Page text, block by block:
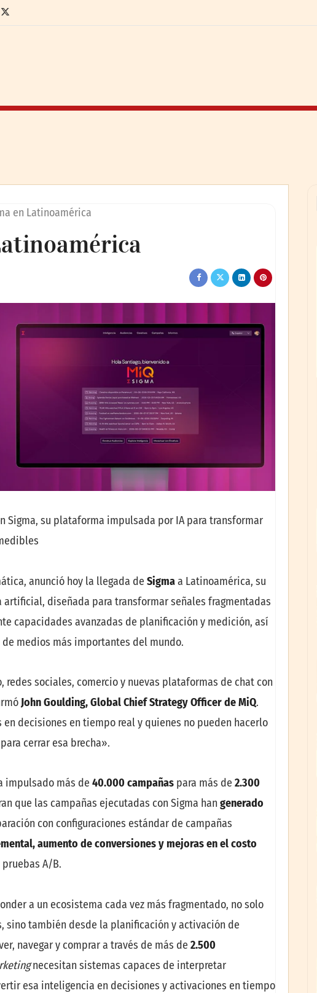
en Latinoamérica
Sigma, su plataforma impulsada por IA para transformar
anunció hoy la llegada de Sigmaa Latinoamérica, su
diseñada para transformar señales fragmentadas
capacidades avanzadas de planificación y medición, así
medios más importantes del mundo.
sociales, comercio y nuevas plataformas de chat con
John Goulding, Global Chief Strategy Officer de MiQ.
decisiones en tiempo real y quienes no pueden hacerlo
cerrar esa brecha».
impulsado más de 40.000 campañas para más de 2.300
que las campañas ejecutadas con Sigma han generado
con configuraciones estándar de campañas
aumento de conversiones y mejoras en el costo
A/B.
a un ecosistema cada vez más fragmentado, no solo
también desde la planificación y activación de
navegar y comprar a través de más de 2.500
necesitan sistemas capaces de interpretar
esa inteligencia en decisiones y activaciones en tiempo